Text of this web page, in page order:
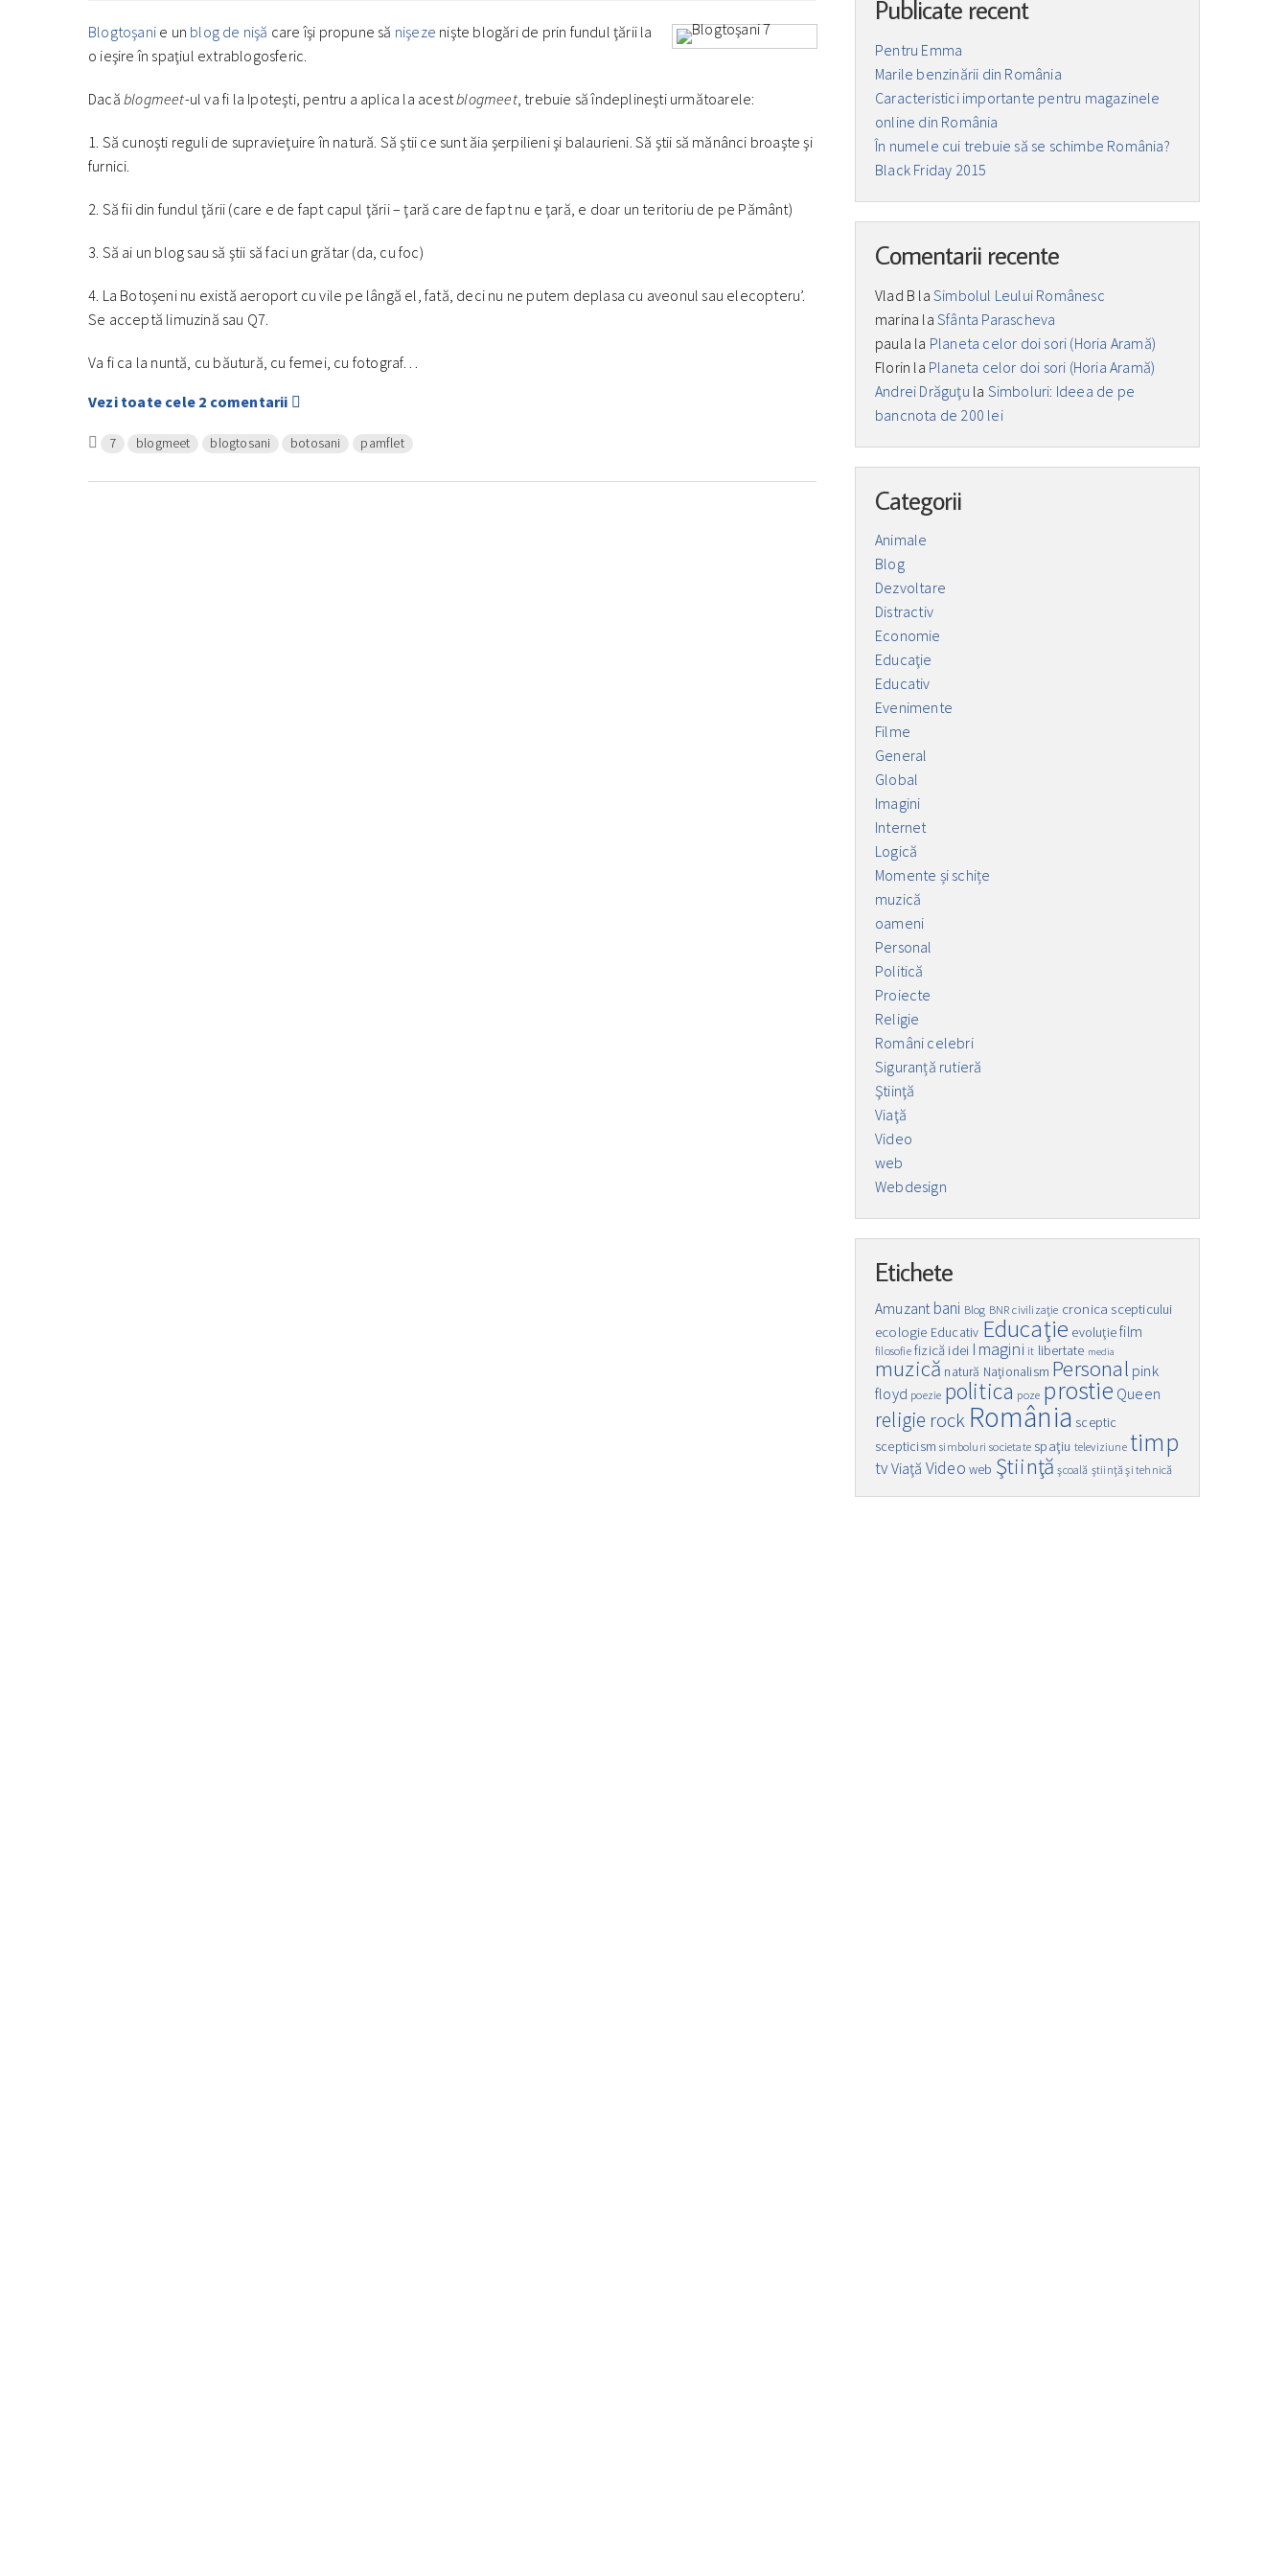
Blogtoşani e un blog de nişă care îşi propune să nişeze nişte blogări de prin fundul ţării la
o ieşire în spaţiul extrablogosferic.
Dacă blogmeet-ul va fi la Ipoteşti, pentru a aplica la acestblogmeet, trebuie să îndeplineşti următoarele:
1. Să cunoşti reguli de supravieţuire în natură. Să ştii ce sunt ăia şerpilieni şi balaurieni. Să ştii să mănânci broaşte şi
furnici.
2. Să fii din fundul ţării (care e de fapt capul ţării – ţară care de fapt nu e ţară, e doar un teritoriu de pe Pământ)
3. Să ai un blog sau să ştii să faci un grătar (da, cu foc)
4. La Botoşeni nu există aeroport cu vile pe lângă el, fată, deci nu ne putem deplasa cu aveonul sau elecopteru’.
Se acceptă limuzină sau Q7.
Va fi ca la nuntă, cu băutură, cu femei, cu fotograf…
Vezi toate cele 2 comentarii
7 blogmeet blogtosani botosani pamflet
Publicate recent
Pentru Emma
Marile benzinării din România
Caracteristici importante pentru magazinele
online din România
În numele cui trebuie să se schimbe România?
Black Friday 2015
Comentarii recente
Vlad B laSimbolul Leului Românesc
marina laSfânta Parascheva
paula la Planeta celor doi sori (Horia Aramă)
Florin la Planeta celor doi sori (Horia Aramă)
Andrei Drăguţu la Simboluri: Ideea de pe
bancnota de 200 lei
Categorii
Animale
Blog
Dezvoltare
Distractiv
Economie
Educaţie
Educativ
Evenimente
Filme
General
Global
Imagini
Internet
Logică
Momente și schițe
muzică
oameni
Personal
Politică
Proiecte
Religie
Români celebri
Siguranță rutieră
Ştiinţă
Viaţă
Video
web
Webdesign
Etichete
Amuzant bani Blog BNR civilizaţie cronica scepticului
ecologie Educativ Educaţie evoluţiefilm
filosofie fizică idei Imagini it libertate media
muzică natură Naţionalism Personal pink
floyd poezie politica poze prostie Queen
religie rock România sceptic
scepticism simboluri societate spaţiu televiziune timp
tvViaţă Video web Ştiinţă şcoală ştiinţă şi tehnică